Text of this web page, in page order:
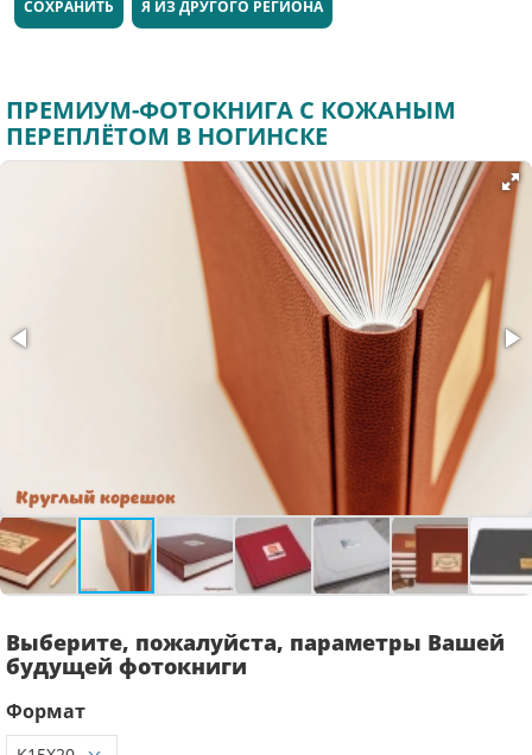
СОХРАНИТЬ Я ИЗ ДРУГОГО РЕГИОНА
ПРЕМИУМ-ФОТОКНИГА С КОЖАНЫМ
ПЕРЕПЛЁТОМ В НОГИНСКЕ
Выберите, пожалуйста, параметры Вашей
будущей фотокниги
Формат